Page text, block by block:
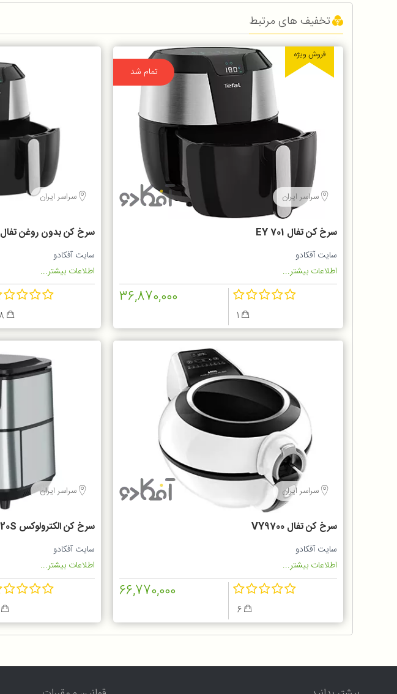
تخفیف های مرتبط
تمام شد
فروش ویژه
سراسر ایران
سرخ كن تفال EY 701
سایت آفکادو
اطلاعات بیشتر...
36,870,000
سراسر ایران
سرخ کن بدون روغن تفال EY701
سایت آفکادو
اطلاعات بیشتر...
سراسر ایران
سرخ کن تفال VY9700
سایت آفکادو
اطلاعات بیشتر...
66,770,000
سراسر ایران
سرخ کن الکترولوکس E6AF1-720S
سایت آفکادو
اطلاعات بیشتر...